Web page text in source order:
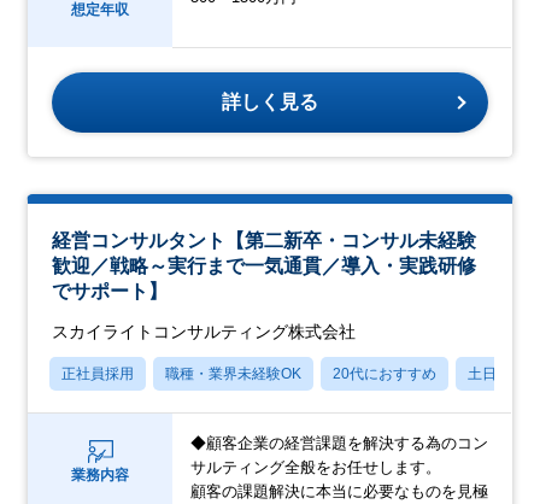
想定年収
詳しく見る
経営コンサルタント【第二新卒・コンサル未経験
歓迎／戦略～実行まで一気通貫／導入・実践研修
でサポート】
スカイライトコンサルティング株式会社
正社員採用 職種・業界未経験OK 20代におすすめ 土日祝休み
業務内容
◆顧客企業の経営課題を解決する為のコン
サルティング全般をお任せします。
顧客の課題解決に本当に必要なものを見極